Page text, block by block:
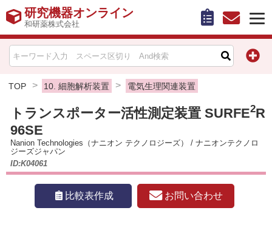
研究機器オンライン
和研薬株式会社
TOP 10. 細胞解析装置 電気生理関連装置
トランスポーター活性測定装置 SURFE2R
96SE
Nanion Technologies（ナニオン テクノロジーズ） / ナニオンテクノロ
ジーズジャパン
ID:K04061
比較表作成 お問い合わせ
HOME
比較表作成
お問い合わせ
お知らせ
機器キャンペーン情報一覧
カテゴリー一覧